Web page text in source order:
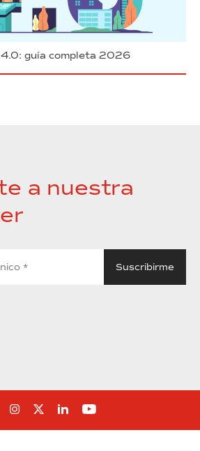
4.0: guía completa 2026
a nuestra
en Facebook
Síguenos en Instagram
Síguenos en Twitter
Síguenos en Linkedin
Síguenos en